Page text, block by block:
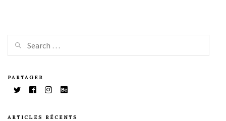
PARTAGER
ARTICLES RÉCENTS